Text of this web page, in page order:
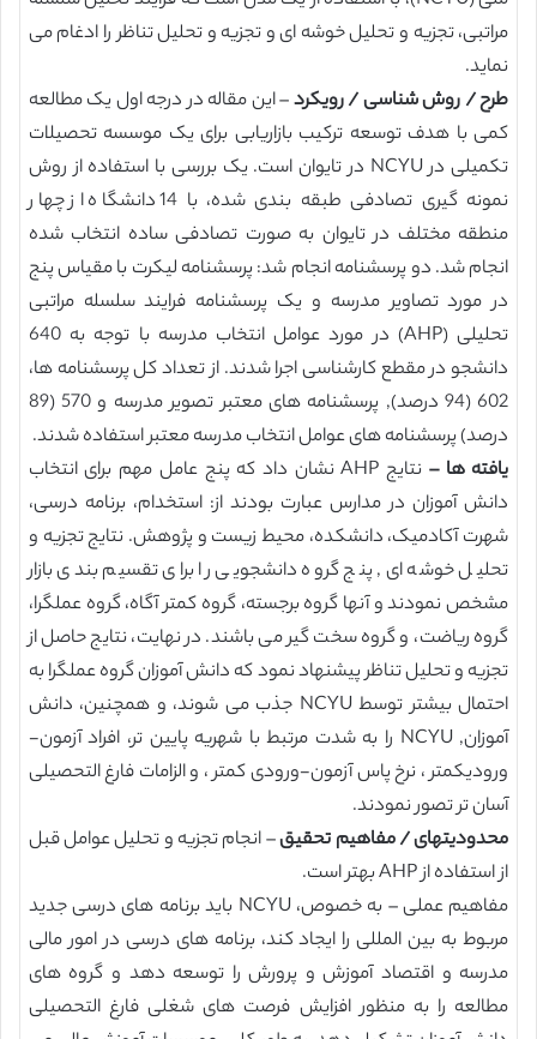
مراتبی، تجزیه و تحلیل خوشه ای و تجزیه و تحلیل تناظر را ادغام می
نماید.
طرح / روش شناسی / رویکرد– این مقاله در درجه اول یک مطالعه
کمی با هدف توسعه ترکیب بازاریابی برای یک موسسه تحصیلات
تکمیلی در NCYU در تایوان است. یک بررسی با استفاده از روش
نمونه گیری تصادفی طبقه بندی شده، با 14 دانشگاه از چهار
منطقه مختلف در تایوان به صورت تصادفی ساده انتخاب شده
انجام شد. دو پرسشنامه انجام شد: پرسشنامه لیکرت با مقیاس پنج
در مورد تصاویر مدرسه و یک پرسشنامه فرایند سلسله مراتبی
تحلیلی (AHP) در مورد عوامل انتخاب مدرسه با توجه به 640
دانشجو در مقطع کارشناسی اجرا شدند. از تعداد کل پرسشنامه ها،
602 (94 درصد), پرسشنامه های معتبر تصویر مدرسه و 570 (89
درصد) پرسشنامه های عوامل انتخاب مدرسه معتبر استفاده شدند.
یافته ها –
نتایج AHP نشان داد که پنج عامل مهم برای انتخاب
دانش آموزان در مدارس عبارت بودند از: استخدام، برنامه درسی،
شهرت آکادمیک، دانشکده، محیط زیست و پژوهش. نتایج تجزیه و
تحلیل خوشه ای, پنج گروه دانشجویی را برای تقسیم بندی بازار
مشخص نمودند و آنها گروه برجسته، گروه کمتر آگاه، گروه عملگرا،
گروه ریاضت، و گروه سخت گیر می باشند. در نهایت، نتایج حاصل از
تجزیه و تحلیل تناظر پیشنهاد نمود که دانش آموزان گروه عملگرا به
احتمال بیشتر توسط NCYU جذب می شوند، و همچنین، دانش
آموزان, NCYU را به شدت مرتبط با شهریه پایین تر، افراد آزمون-
ورودیکمتر ، نرخ پاس آزمون-ورودی کمتر ، و الزامات فارغ التحصیلی
آسان تر تصور نمودند.
محدودیتهای / مفاهیم تحقیق– انجام تجزیه و تحلیل عوامل قبل
از استفاده از AHP بهتر است.
مفاهیم عملی – به خصوص، NCYU باید برنامه های درسی جدید
مربوط به بین المللی را ایجاد کند، برنامه های درسی در امور مالی
مدرسه و اقتصاد آموزش و پرورش را توسعه دهد و گروه های
مطالعه را به منظور افزایش فرصت های شغلی فارغ التحصیلی